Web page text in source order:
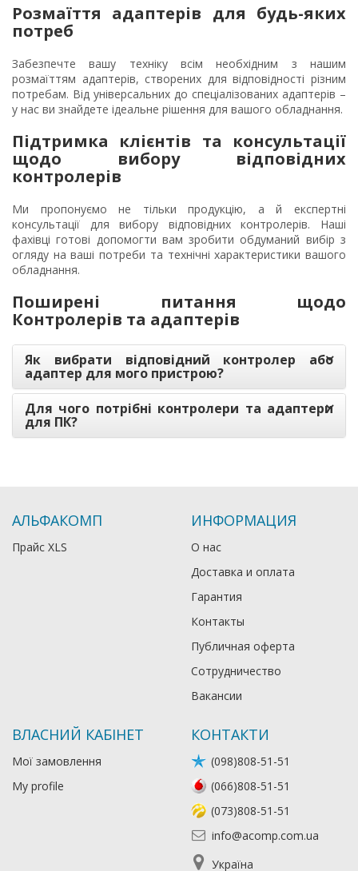
Розмаїття адаптерів для будь-яких
потреб
Забезпечте вашу техніку всім необхідним з нашим
розмаїттям адаптерів, створених для відповідності різним
потребам. Від універсальних до спеціалізованих адаптерів –
у нас ви знайдете ідеальне рішення для вашого обладнання.
Підтримка клієнтів та консультації
щодо вибору відповідних
контролерів
Ми пропонуємо не тільки продукцію, а й експертні
консультації для вибору відповідних контролерів. Наші
фахівці готові допомогти вам зробити обдуманий вибір з
огляду на ваші потреби та технічні характеристики вашого
обладнання.
Поширені питання щодо
Контролерів та адаптерів
Як вибрати відповідний контролер або
адаптер для мого пристрою?
Для чого потрібні контролери та адаптери
для ПК?
АЛЬФАКОМП
Прайс XLS
ИНФОРМАЦИЯ
О нас
Доставка и оплата
Гарантия
Контакты
Публичная оферта
Сотрудничество
Вакансии
ВЛАСНИЙ КАБІНЕТ
Мої замовлення
My profile
КОНТАКТИ
(098)808-51-51
(066)808-51-51
(073)808-51-51
info@acomp.com.ua
Україна